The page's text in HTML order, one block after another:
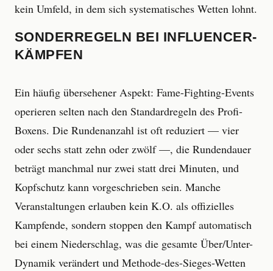
kein Umfeld, in dem sich systematisches Wetten lohnt.
SONDERREGELN BEI INFLUENCER-
KÄMPFEN
Ein häufig übersehener Aspekt: Fame-Fighting-Events
operieren selten nach den Standardregeln des Profi-
Boxens. Die Rundenanzahl ist oft reduziert — vier
oder sechs statt zehn oder zwölf —, die Rundendauer
beträgt manchmal nur zwei statt drei Minuten, und
Kopfschutz kann vorgeschrieben sein. Manche
Veranstaltungen erlauben kein K.O. als offizielles
Kampfende, sondern stoppen den Kampf automatisch
bei einem Niederschlag, was die gesamte Über/Unter-
Dynamik verändert und Methode-des-Sieges-Wetten